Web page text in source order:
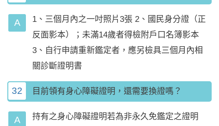
1、三個月內之一吋照片3張 2、國民身分證（正
反面影本）；未滿14歲者得檢附戶口名簿影本
3、自行申請重新鑑定者，應另檢具三個月內相
關診斷證明書
32 目前領有身心障礙證明，還需要換證嗎？
持有之身心障礙證明若為非永久免鑑定之證明